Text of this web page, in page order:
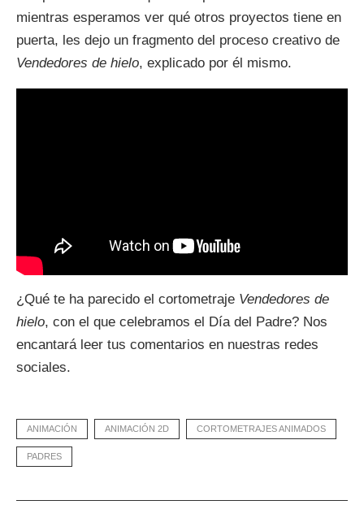
mientras esperamos ver qué otros proyectos tiene en
puerta, les dejo un fragmento del proceso creativo de
Vendedores de hielo, explicado por él mismo.
¿Qué te ha parecido el cortometraje Vendedores de
hielo, con el que celebramos el Día del Padre? Nos
encantará leer tus comentarios en nuestras redes
sociales.
ANIMACIÓN ANIMACIÓN 2D CORTOMETRAJES ANIMADOS
PADRES